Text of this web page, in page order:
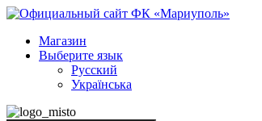
Магазин
Выберите язык
Русский
Українська